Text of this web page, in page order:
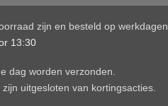
zijn en besteld op werkdagen
13:30
dag worden verzonden.
uitgesloten van kortingsacties.